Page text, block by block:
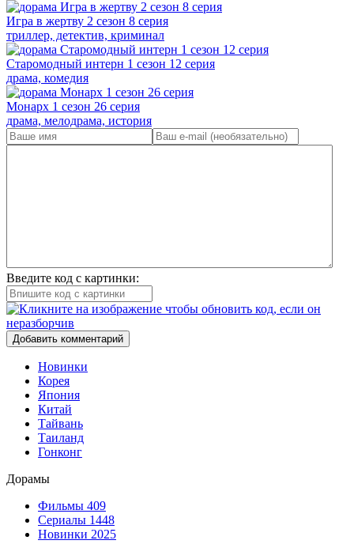
Игра в жертву 2 сезон 8 серия
триллер, детектив, криминал
Старомодный интерн 1 сезон 12 серия
драма, комедия
Монарх 1 сезон 26 серия
драма, мелодрама, история
Введите код с картинки:
Добавить комментарий
Новинки
Корея
Япония
Китай
Тайвань
Таиланд
Гонконг
Дорамы
Фильмы 409
Сериалы 1448
Новинки 2025